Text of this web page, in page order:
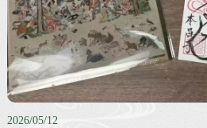
2026/05/12